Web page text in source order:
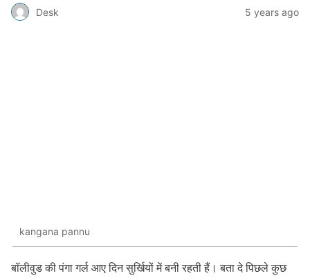
Desk 5 years ago
kangana pannu
बॉलीवुड की पंगा गर्ल आए दिन सुर्खियों में बनी रहती हैं। बता दे पिछले कुछ